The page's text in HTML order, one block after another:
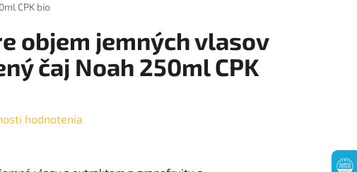
CPK bio
objem jemných vlasov
čaj Noah 250ml CPK
hodnotenia